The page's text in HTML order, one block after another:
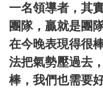
一名領導者，其
團隊，贏就是團
在今晚表現得很
法把氣勢壓過去
棒，我們也需要